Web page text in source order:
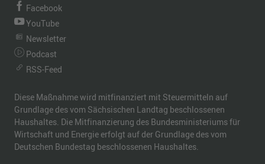
Facebook
YouTube
Newsletter
Podcast
RSS-Feed
Diese Maßnahme wird mitfinanziert mit Steuermitteln auf
Grundlage des vom Sächsischen Landtag beschlossenen
Haushaltes. Die Mitfinanzierung des Bundesministeriums für
Wirtschaft und Energie erfolgt auf der Grundlage des vom
Deutschen Bundestag beschlossenen Haushaltes.